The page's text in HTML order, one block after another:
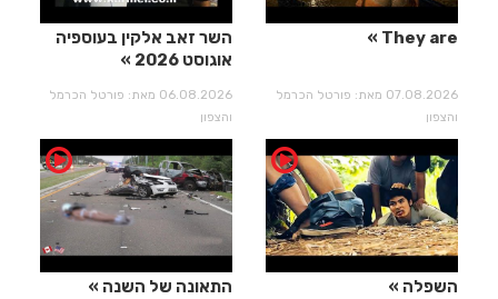
They are
07.08.2026 מאת: פורטל הכרמל
והצפון
השר זאב אלקין בעוספיה
אוגוסט 2026
06.08.2026 מאת: פורטל הכרמל
והצפון
השפלה התאונה של השנה